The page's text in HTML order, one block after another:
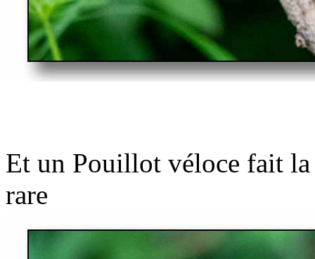
Et un Pouillot véloce fait la
rare